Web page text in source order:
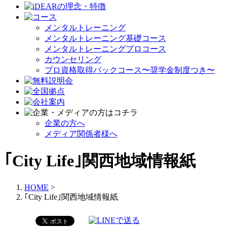
メンタルトレーニング
メンタルトレーニング基礎コース
メンタルトレーニングプロコース
カウンセリング
プロ資格取得パックコース〜奨学金制度つき〜
企業の方へ
メディア関係者様へ
｢City Life｣関西地域情報紙
HOME >
｢City Life｣関西地域情報紙